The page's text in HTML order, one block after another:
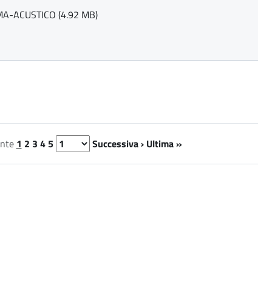
ACUSTICO (4.92 MB)
1 2 3 4 5 Successiva › Ultima »